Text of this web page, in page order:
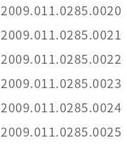
2009.011.0285.0020
2009.011.0285.0021
2009.011.0285.0022
2009.011.0285.0023
2009.011.0285.0024
2009.011.0285.0025